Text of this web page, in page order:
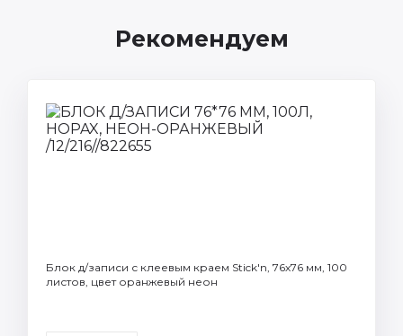
Рекомендуем
Блок д/записи с клеевым краем Stick'n, 76х76 мм, 100
листов, цвет оранжевый неон